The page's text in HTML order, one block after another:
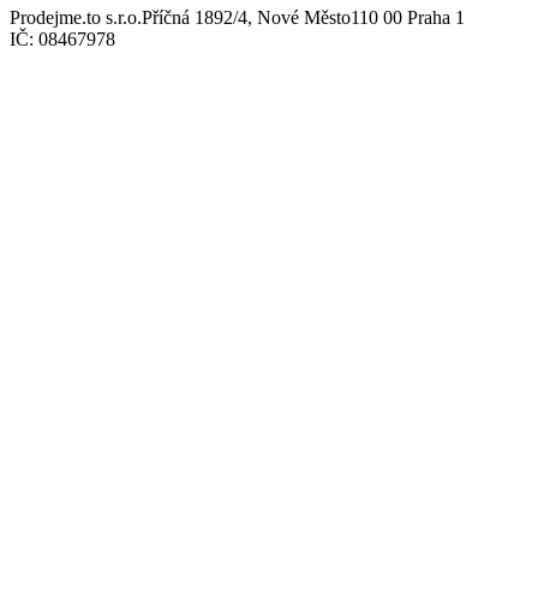
Prodejme.to s.r.o.Příčná 1892/4, Nové Město110 00 Praha 1
IČ: 08467978